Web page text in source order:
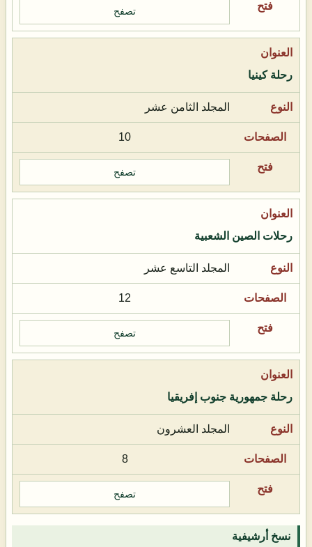
تصفح
رحلة كينيا
المجلد الثامن عشر
10
تصفح
رحلات الصين الشعبية
المجلد التاسع عشر
12
تصفح
رحلة جمهورية جنوب إفريقيا
المجلد العشرون
8
تصفح
نسخ أرشيفية